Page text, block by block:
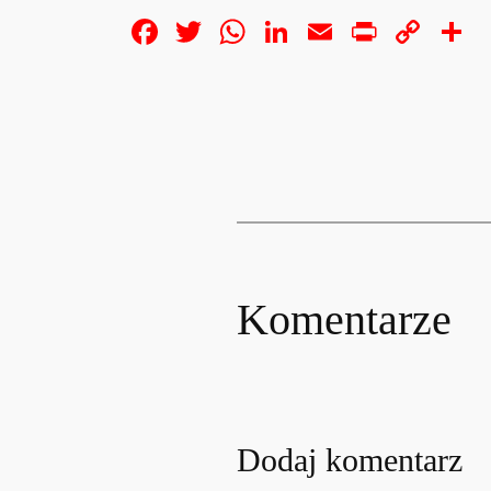
Facebook
Twitter
WhatsApp
LinkedIn
EmailPrintCopy
Komentarze
Dodaj komentarz